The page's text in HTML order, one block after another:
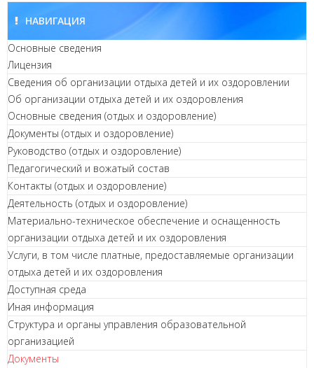
НАВИГАЦИЯ
Основные сведения
Лицензия
Сведения об организации отдыха детей и их оздоровлении
Об организации отдыха детей и их оздоровления
Основные сведения (отдых и оздоровление)
Документы (отдых и оздоровление)
Руководство (отдых и оздоровление)
Педагогический и вожатый состав
Контакты (отдых и оздоровление)
Деятельность (отдых и оздоровление)
Материально-техническое обеспечение и оснащенность
организации отдыха детей и их оздоровления
Услуги, в том числе платные, предоставляемые организации
отдыха детей и их оздоровления
Доступная среда
Иная информация
Структура и органы управления образовательной
организацией
Документы